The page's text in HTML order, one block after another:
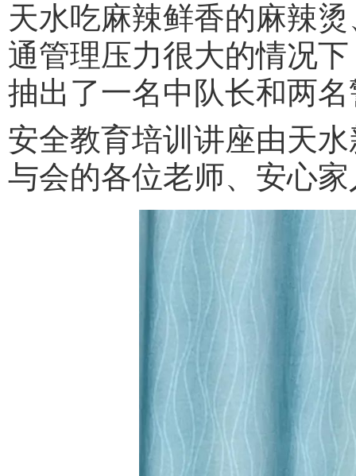
天水吃麻辣鲜香的麻辣
通管理压力很大的情况
抽出了一名中队长和两
安全教育培训讲座由天
与会的各位老师、安心